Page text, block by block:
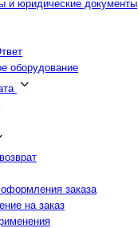
и юридические документы
оборудование
заказа
на заказ